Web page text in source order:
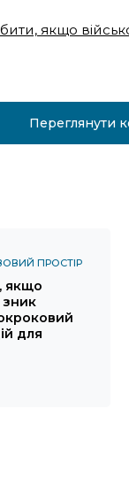
якщо
Переглянути
ПРОСТІР
якщо
зник
для